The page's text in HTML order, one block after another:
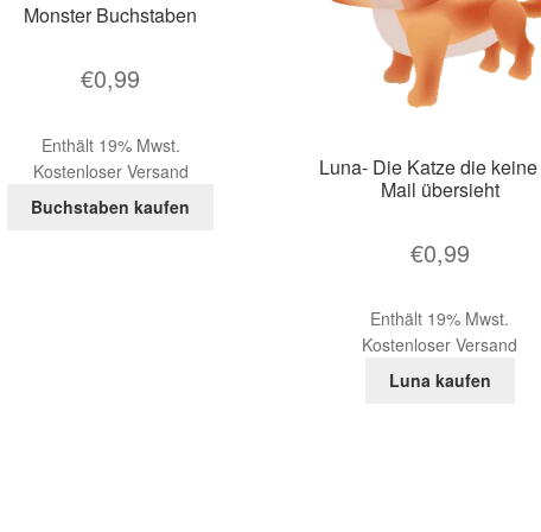
Monster Buchstaben
€0,99
Enthält 19% Mwst.
Kostenloser Versand
Buchstaben kaufen
Luna- Die Katze die
Mail übersieht
€0,99
Enthält 19% Mwst.
Kostenloser Versand
Luna kaufen